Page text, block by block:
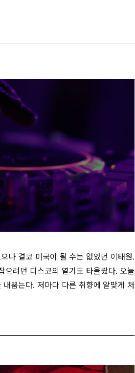
나 결코 미국이 될 수는 없었던 이태원.
으려던 디스코의 열기도 타올랐다. 오늘
내뿜는다. 저마다 다른 취향에 알맞게 처